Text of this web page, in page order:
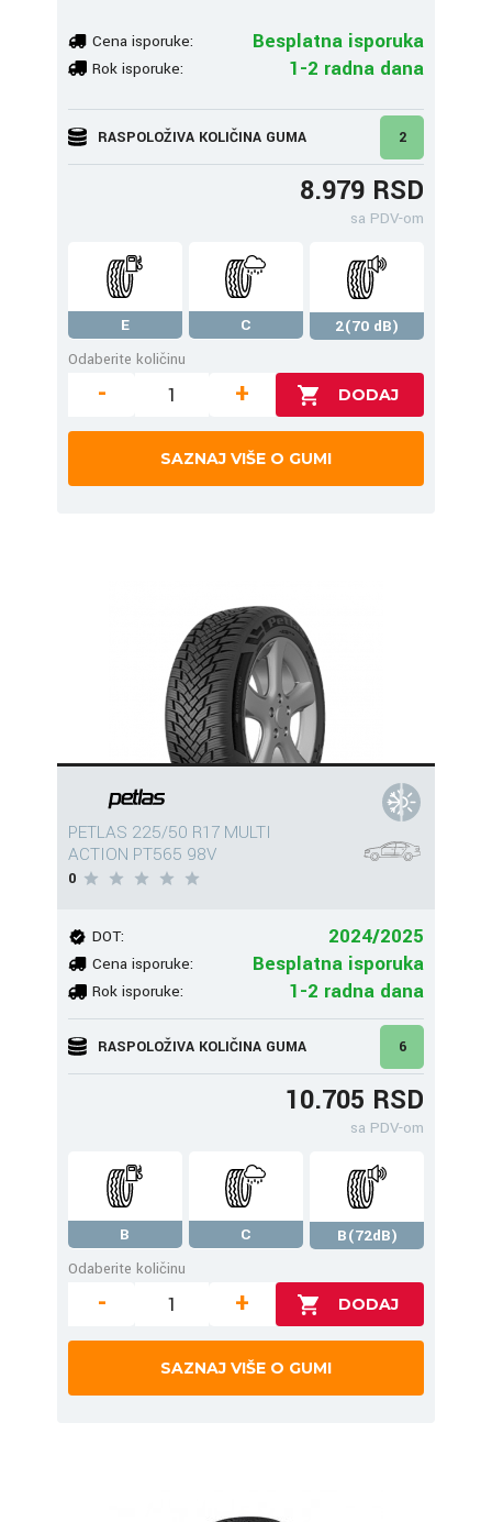
Cena isporuke: Besplatna isporuka
Rok isporuke: 1-2 radna dana
RASPOLOŽIVA KOLIČINA GUMA 2
8.979 RSD
sa PDV-om
E C
2(70 dB)
Odaberite količinu
- +
SAZNAJ VIŠE O GUMI
PETLAS 225/50 R17 MULTI
ACTION PT565 98V
0
DOT: 2024/2025
Cena isporuke: Besplatna isporuka
Rok isporuke: 1-2 radna dana
RASPOLOŽIVA KOLIČINA GUMA 6
10.705 RSD
sa PDV-om
B C
B(72dB)
Odaberite količinu
- +
SAZNAJ VIŠE O GUMI